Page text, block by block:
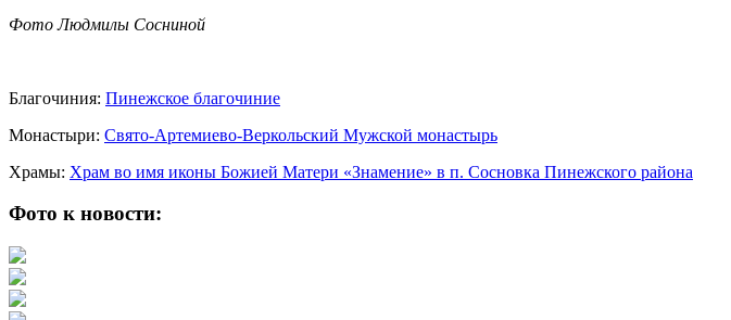
Фото Людмилы Сосниной
Благочиния: Пинежское благочиние
Монастыри: Свято-Артемиево-Веркольский Мужской монастырь
Храмы: Храм во имя иконы Божией Матери «Знамение» в п. Сосновка Пинежского района
Фото к новости: